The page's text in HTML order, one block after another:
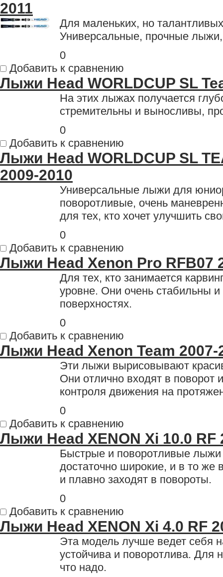
2011
Для маленьких, но
Универсальные, прочные
0
Добавить к сравнению
Лыжи Head WORLDCUP SL
На этих лыжах получается
стремительны и выносливы,
0
Добавить к сравнению
Лыжи Head WORLDCUP SL
2009-2010
Универсальные лыжи для
поворотливые, очень
для тех, кто хочет улучшить
0
Добавить к сравнению
Лыжи Head Xenon Pro RFB07
Для тех, кто занимается
уровне. Они очень стабильны
поверхностях.
0
Добавить к сравнению
Лыжи Head Xenon Team 2007-
Эти лыжи вырисовывают
Они отлично входят в поворот
контроля движения на
0
Добавить к сравнению
Лыжи Head XENON Xi 10.0 RF
Быстрые и поворотливые лыжи
достаточно широкие, и в то же
и плавно заходят в повороты.
0
Добавить к сравнению
Лыжи Head XENON Xi 4.0 RF
Эта модель лучше ведет себя
устойчива и поворотлива. Для
что надо.